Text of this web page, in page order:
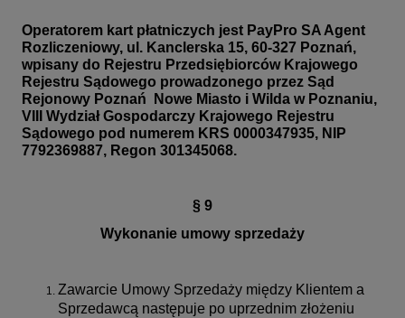
Operatorem kart płatniczych jest PayPro SA Agent
Rozliczeniowy, ul. Kanclerska 15, 60-327 Poznań,
wpisany do Rejestru Przedsiębiorców Krajowego
Rejestru Sądowego prowadzonego przez Sąd
Rejonowy Poznań  Nowe Miasto i Wilda w Poznaniu,
VIII Wydział Gospodarczy Krajowego Rejestru
Sądowego pod numerem KRS 0000347935, NIP
7792369887, Regon 301345068.
§ 9
Wykonanie umowy sprzedaży
Zawarcie Umowy Sprzedaży między Klientem a
Sprzedawcą następuje po uprzednim złożeniu